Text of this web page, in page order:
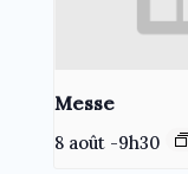
Messe
8 août -9h30